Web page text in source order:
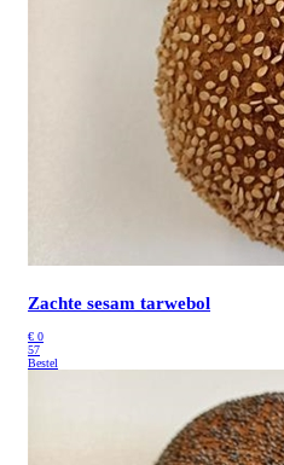
Zachte sesam tarwebol
€ 0
57
Bestel